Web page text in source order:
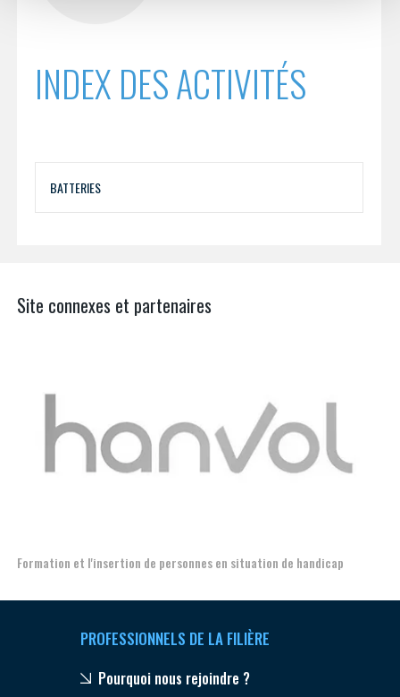
INDEX DES ACTIVITÉS
BATTERIES
Site connexes et partenaires
handicap
PROFESSIONNELS DE LA FILIÈRE
Pourquoi nous rejoindre ?